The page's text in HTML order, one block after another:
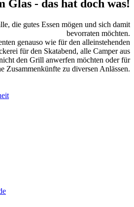
Glas - das hat doch was!
die gutes Essen mögen und sich damit
bevorraten möchten.
genauso wie für den alleinstehenden
für den Skatabend, alle Camper aus
den Grill anwerfen möchten oder für
Zusammenkünfte zu diversen Anlässen.